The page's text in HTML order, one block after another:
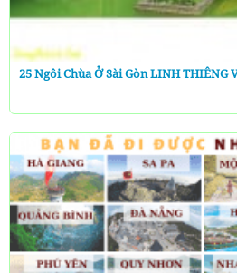
25 Ngôi Chùa Ở Sài Gòn LINH THIÊNG